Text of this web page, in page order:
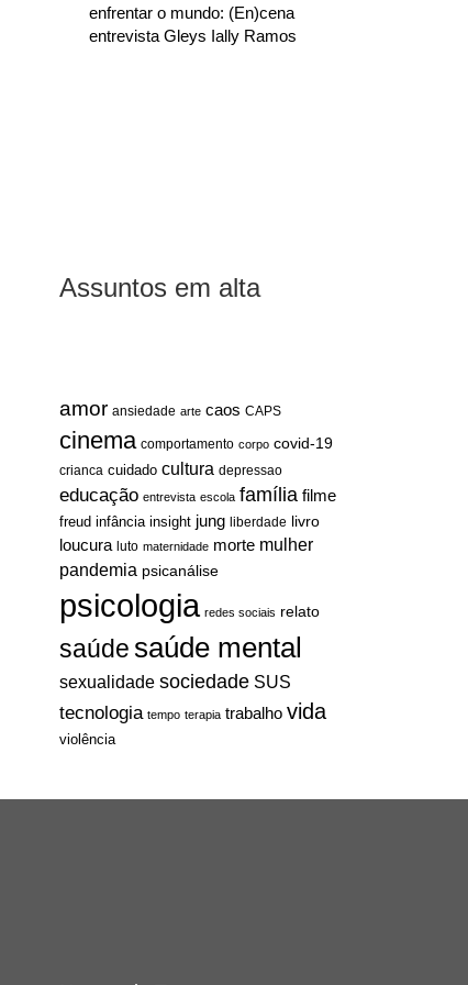
enfrentar o mundo: (En)cena
entrevista Gleys Ially Ramos
Assuntos em alta
amor ansiedade arte caos CAPS
cinema comportamento corpo covid-19
crianca cuidado cultura depressao
educação entrevista escola família filme
freud infância insight jung liberdade livro
loucura luto maternidade morte mulher
pandemia psicanálise
psicologia redes sociais relato
saúdesaúde mental
sexualidade sociedade SUS
tecnologia tempo terapia trabalho vida
violência